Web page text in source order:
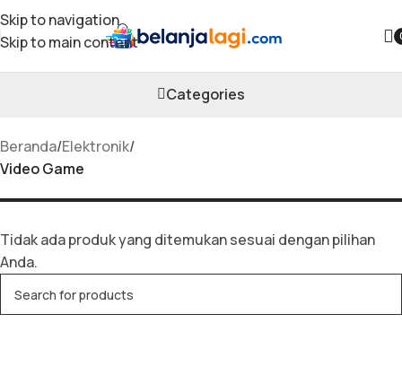
Skip to navigation
Skip to main contentVideo Game
Categories
Beranda/Elektronik/
Video Game
Tidak ada produk yang ditemukan sesuai dengan pilihan
Anda.